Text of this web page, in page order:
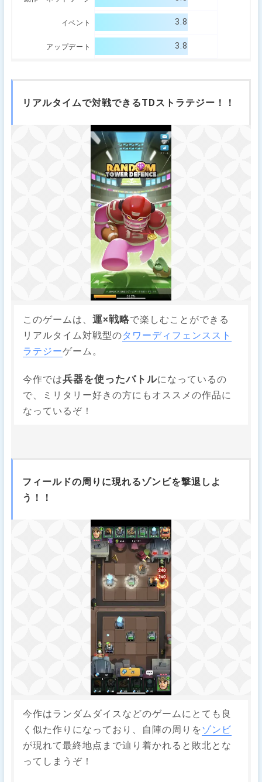
イベント 3.8
アップデート 3.8
リアルタイムで対戦できるTDストラテジー！！
このゲームは、運×戦略で楽しむことができる
リアルタイム対戦型のタワーディフェンス スト
ラテジーゲーム。
今作では兵器を使ったバトルになっているの
で、ミリタリー好きの方にもオススメの作品に
なっているぞ！
フィールドの周りに現れるゾンビを撃退しよ
う！！
今作はランダムダイスなどのゲームにとても良
く似た作りになっており、自陣の周りを ゾンビ
が現れて最終地点まで辿り着かれると敗北とな
ってしまうぞ！